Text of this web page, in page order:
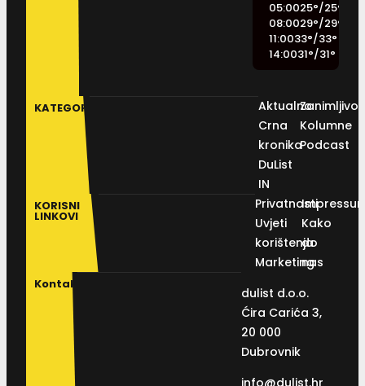
05:0025°/25°
08:0029°/29°
11:0033°/33°
14:0031°/31°
KATEGORIJE
Aktualno
Crna
kronika
DuList
IN
Kolumne
Podcast
KORISNI
LINKOVI
Privatnosti
Uvjeti
korištenja
Marketing
Kako
do
nas
Kontakt
dulist d.o.o.
Ćira Carića 3,
20 000
Dubrovnik
info@dulist.hr